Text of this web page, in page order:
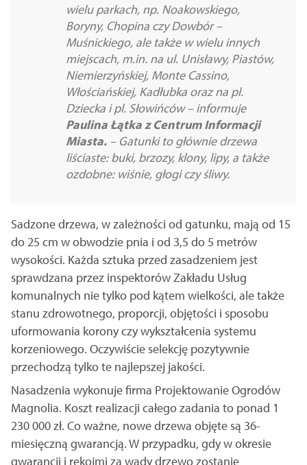
wielu parkach, np. Noakowskiego,
Boryny, Chopina czy Dowbór –
Muśnickiego, ale także w wielu innych
miejscach, m.in. na ul. Unisławy, Piastów,
Niemierzyńskiej, Monte Cassino,
Włościańskiej, Kadłubka oraz na pl.
Dziecka i pl. Słowińców – informuje
Paulina Łątka z Centrum Informacji
Miasta. – Gatunki to głównie drzewa
liściaste: buki, brzozy, klony, lipy, a także
ozdobne: wiśnie, głogi czy śliwy.
Sadzone drzewa, w zależności od gatunku, mają od 15
do 25 cm w obwodzie pnia i od 3,5 do 5 metrów
wysokości. Każda sztuka przed zasadzeniem jest
sprawdzana przez inspektorów Zakładu Usług
komunalnych nie tylko pod kątem wielkości, ale także
stanu zdrowotnego, proporcji, objętości i sposobu
uformowania korony czy wykształcenia systemu
korzeniowego. Oczywiście selekcję pozytywnie
przechodzą tylko te najlepszej jakości.
Nasadzenia wykonuje firma Projektowanie Ogrodów
Magnolia. Koszt realizacji całego zadania to ponad 1
230 000 zł. Co ważne, nowe drzewa objęte są 36-
miesięczną gwarancją. W przypadku, gdy w okresie
gwarancji i rękojmi za wady drzewo zostanie